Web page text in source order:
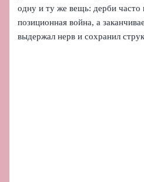
одну и ту же вещь: дерби часто
позиционная война, а
выдержал нерв и сохранил